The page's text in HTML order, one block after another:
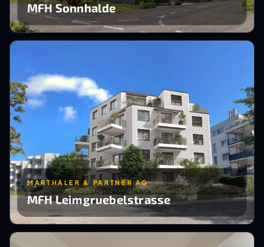
MFH Sonnhalde
MARTHALER & PARTNER AG
MFH Leimgruebelstrasse